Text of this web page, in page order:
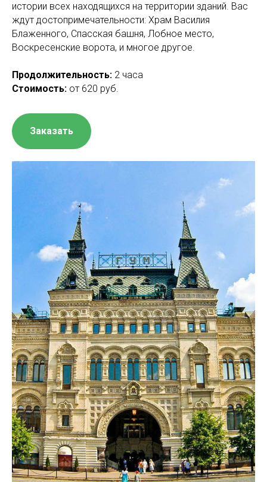
истории всех находящихся на территории зданий. Вас
ждут достопримечательности: Храм Василия
Блаженного, Спасская башня, Лобное место,
Воскресенские ворота, и многое другое.
Продолжительность: 2 часа
Стоимость: от 620 руб.
Заказать